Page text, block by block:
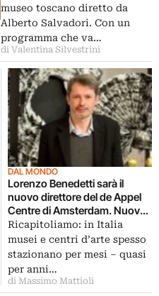
museo toscano diretto da
Alberto Salvadori. Con un
programma che va…
di Valentina Silvestrini
DAL MONDO
Lorenzo Benedetti sarà il
nuovo direttore del de Appel
Centre di Amsterdam. Nuovo
riconoscimento dall’Olanda,
che gli ha affidato anche il
padiglione nazionale alla
Biennale di Venezia 2013
Ricapitoliamo: in Italia
musei e centri d’arte spesso
stazionano per mesi – quasi
per anni…
di Massimo Mattioli